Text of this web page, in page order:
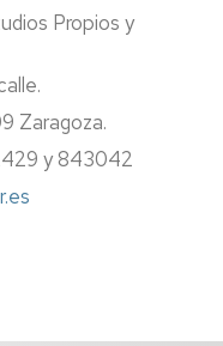
Propios y
Zaragoza.
y 843042